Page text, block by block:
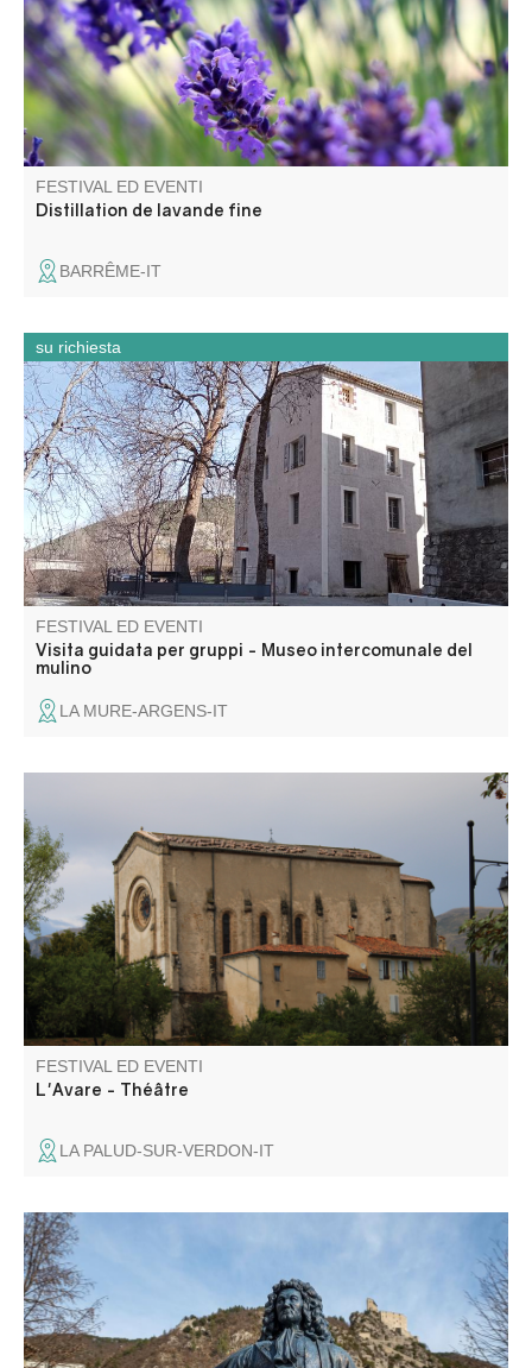
intercommunal de la Distillerie.
FESTIVAL ED EVENTI
Distillation de lavande fine
BARRÊME-IT
Entrate come se foste in un mulino! L'unico museo del
genere nella regione! Questa ex fabbrica di tessuti è stata
trasformata in un mulino nel 1902. Per 70 anni, questo
mulino industriale ha prodotto farina. Ora sta riaprendo le
sue porte per essere visitato.
FESTIVAL ED EVENTI
Visita guidata per gruppi - Museo intercomunale del
mulino
su richiesta
LA MURE-ARGENS-IT
“L'avaro”, una commedia o una tragedia… Questa opera
di Molière, messa in scena dal gruppo teatrale Les Gens
d'ici, affronta la follia dell'avarizia, il potere dell'amore e la
ribellione contro il dispotismo. A seguire, una cena in
compagnia.
FESTIVAL ED EVENTI
L'Avare - Théâtre
LA PALUD-SUR-VERDON-IT
Passeggiate nel villaggio di Entrevaux e scoprite una città
medievale fortificata.